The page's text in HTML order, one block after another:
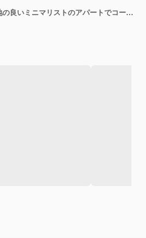
イラストレーション 居心地の良いミニマリストのアパートでコーヒーを飲みながら近くで丸くなっている猫と働くデジタル遊牧民 Generative Ai